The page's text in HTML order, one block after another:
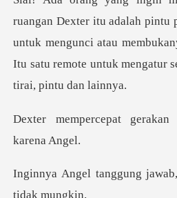
untuk mengunci atau
It